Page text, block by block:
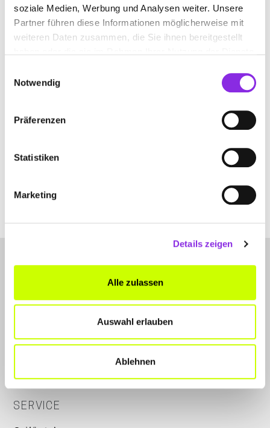
soziale Medien, Werbung und Analysen weiter. Unsere
Partner führen diese Informationen möglicherweise mit
weiteren Daten zusammen, die Sie ihnen bereitgestellt
Notwendig
Präferenzen
Statistiken
Marketing
Details zeigen
Alle zulassen
Auswahl erlauben
Ablehnen
Finden
+493676622751
LET'S CONNECT
Instagram
SERVICE